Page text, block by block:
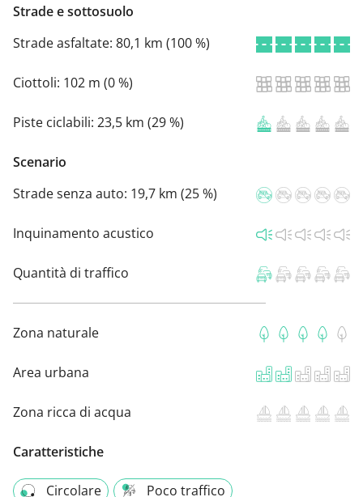
Strade e sottosuolo
Strade asfaltate: 80,1 km (100 %)
Ciottoli: 102 m (0 %)
Piste ciclabili: 23,5 km (29 %)
Scenario
Strade senza auto: 19,7 km (25 %)
Inquinamento acustico
Quantità di traffico
Zona naturale
Area urbana
Zona ricca di acqua
Caratteristiche
Circolare Poco traffico